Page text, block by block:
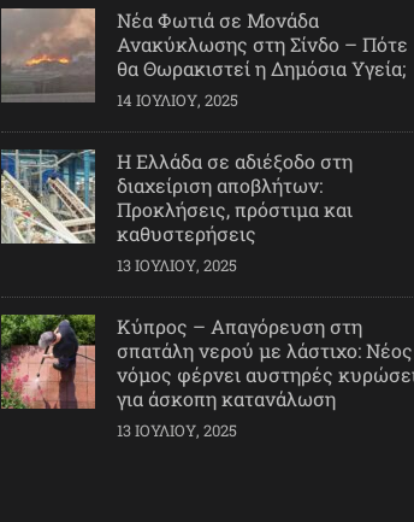
Νέα Φωτιά σε Μονάδα
Ανακύκλωσης στη Σίνδο – Πότε
θα Θωρακιστεί η Δημόσια Υγεία;
14 ΙΟΥΛΊΟΥ, 2025
Η Ελλάδα σε αδιέξοδο στη
διαχείριση αποβλήτων:
Προκλήσεις, πρόστιμα και
καθυστερήσεις
13 ΙΟΥΛΊΟΥ, 2025
Κύπρος – Απαγόρευση στη
σπατάλη νερού με λάστιχο: Νέος
νόμος φέρνει αυστηρές
για άσκοπη κατανάλωση
13 ΙΟΥΛΊΟΥ, 2025